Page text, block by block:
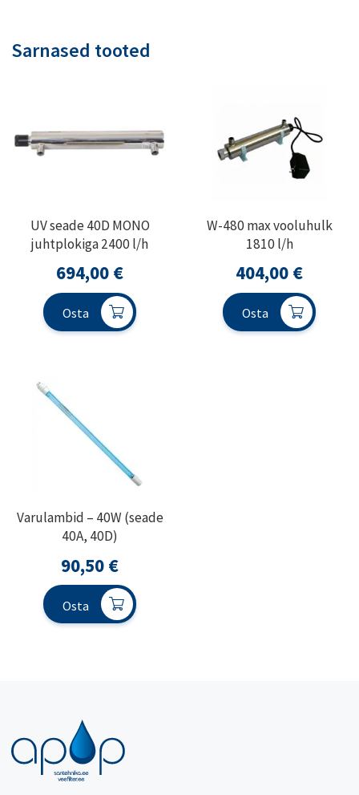
Sarnased tooted
UV seade 40D MONO
juhtplokiga 2400 l/h
694,00 €
Osta
W-480 max vooluhulk
1810 l/h
404,00 €
Osta
Varulambid – 40W (seade
40A, 40D)
90,50 €
Osta